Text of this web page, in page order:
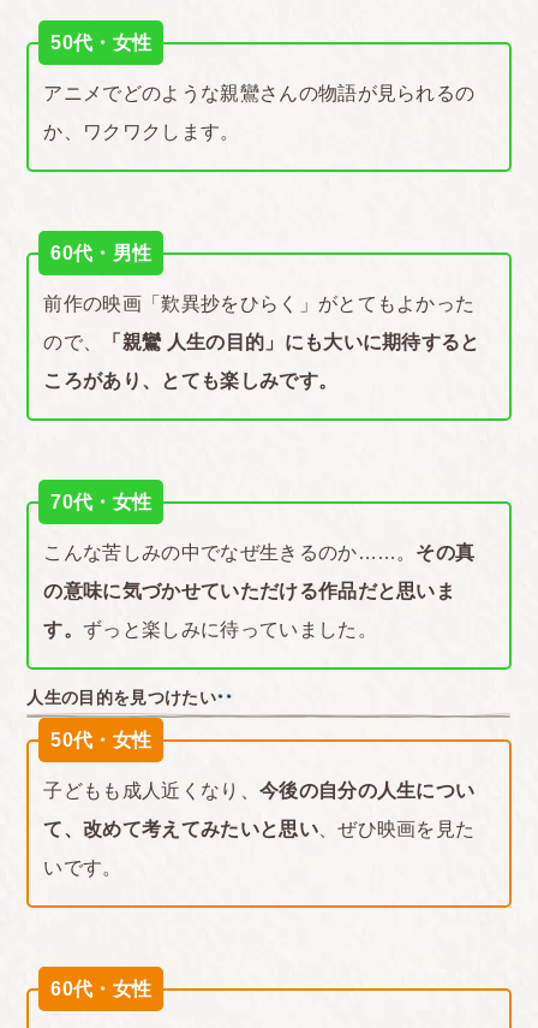
50代・女性
アニメでどのような親鸞さんの物語が見られるの
か、ワクワクします。
60代・男性
前作の映画「歎異抄をひらく」がとてもよかった
ので、
「親鸞 人生の目的」にも大いに期待すると
ころがあり、とても楽しみです。
70代・女性
こんな苦しみの中でなぜ生きるのか……。 その真
の意味に気づかせていただける作品だと思いま
す。ずっと楽しみに待っていました。
人生の目的を見つけたい
50代・女性
子どもも成人近くなり、 今後の自分の人生につい
て、改めて考えてみたいと思い、ぜひ映画を見た
いです。
60代・女性